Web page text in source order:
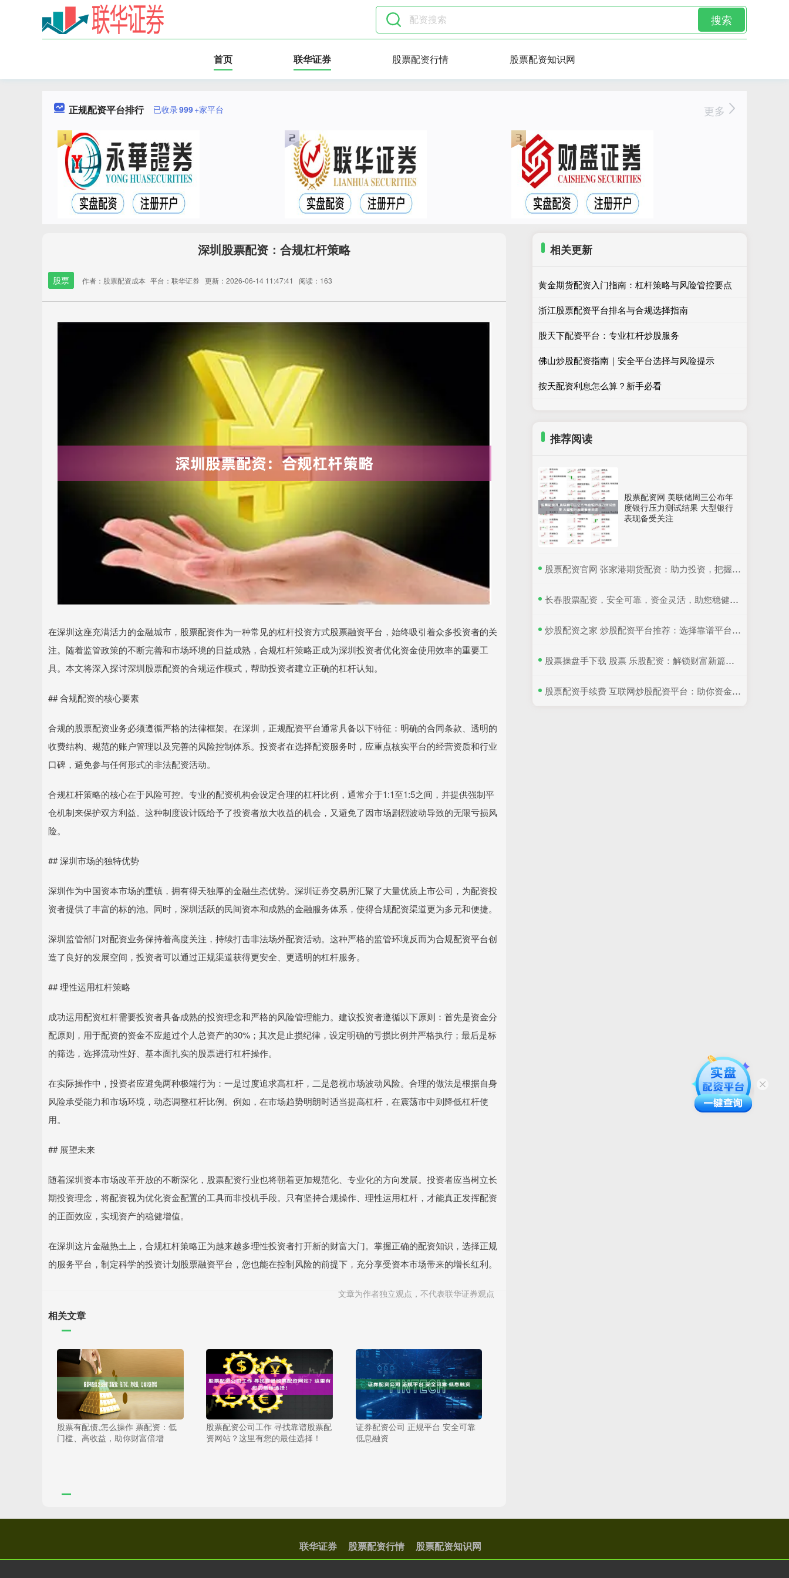
搜索
首页 联华证券 股票配资行情 股票配资知识网
正规配资平台排行 已收录999+家平台 更多
深圳股票配资：合规杠杆策略
股票 作者：股票配资成本 平台：联华证券 更新：2026-06-14 11:47:41 阅读：163
在深圳这座充满活力的金融城市，股票配资作为一种常见的杠杆投资方式股票融资平台，始终吸引着众多投资者的关
注。随着监管政策的不断完善和市场环境的日益成熟，合规杠杆策略正成为深圳投资者优化资金使用效率的重要工
具。本文将深入探讨深圳股票配资的合规运作模式，帮助投资者建立正确的杠杆认知。
## 合规配资的核心要素
合规的股票配资业务必须遵循严格的法律框架。在深圳，正规配资平台通常具备以下特征：明确的合同条款、透明的
收费结构、规范的账户管理以及完善的风险控制体系。投资者在选择配资服务时，应重点核实平台的经营资质和行业
口碑，避免参与任何形式的非法配资活动。
合规杠杆策略的核心在于风险可控。专业的配资机构会设定合理的杠杆比例，通常介于1:1至1:5之间，并提供强制平
仓机制来保护双方利益。这种制度设计既给予了投资者放大收益的机会，又避免了因市场剧烈波动导致的无限亏损风
险。
## 深圳市场的独特优势
深圳作为中国资本市场的重镇，拥有得天独厚的金融生态优势。深圳证券交易所汇聚了大量优质上市公司，为配资投
资者提供了丰富的标的池。同时，深圳活跃的民间资本和成熟的金融服务体系，使得合规配资渠道更为多元和便捷。
深圳监管部门对配资业务保持着高度关注，持续打击非法场外配资活动。这种严格的监管环境反而为合规配资平台创
造了良好的发展空间，投资者可以通过正规渠道获得更安全、更透明的杠杆服务。
## 理性运用杠杆策略
成功运用配资杠杆需要投资者具备成熟的投资理念和严格的风险管理能力。建议投资者遵循以下原则：首先是资金分
配原则，用于配资的资金不应超过个人总资产的30%；其次是止损纪律，设定明确的亏损比例并严格执行；最后是标
的筛选，选择流动性好、基本面扎实的股票进行杠杆操作。
在实际操作中，投资者应避免两种极端行为：一是过度追求高杠杆，二是忽视市场波动风险。合理的做法是根据自身
风险承受能力和市场环境，动态调整杠杆比例。例如，在市场趋势明朗时适当提高杠杆，在震荡市中则降低杠杆使
用。
## 展望未来
随着深圳资本市场改革开放的不断深化，股票配资行业也将朝着更加规范化、专业化的方向发展。投资者应当树立长
期投资理念，将配资视为优化资金配置的工具而非投机手段。只有坚持合规操作、理性运用杠杆，才能真正发挥配资
的正面效应，实现资产的稳健增值。
在深圳这片金融热土上，合规杠杆策略正为越来越多理性投资者打开新的财富大门。掌握正确的配资知识，选择正规
的服务平台，制定科学的投资计划股票融资平台，您也能在控制风险的前提下，充分享受资本市场带来的增长红利。
文章为作者独立观点，不代表联华证券观点
相关文章
股票有配债,怎么操作 票配资：低
门槛、高收益，助你财富倍增
股票配资公司工作 寻找靠谱股票配
资网站？这里有您的最佳选择！
证券配资公司 正规平台 安全可靠
低息融资
相关更新
黄金期货配资入门指南：杠杆策略与风险管控要点
浙江股票配资平台排名与合规选择指南
股天下配资平台：专业杠杆炒股服务
佛山炒股配资指南｜安全平台选择与风险提示
按天配资利息怎么算？新手必看
推荐阅读
股票配资网 美联储周三公布年
度银行压力测试结果 大型银行
表现备受关注
​股票配资官网 张家港期货配资：助力投资，把握市场先机
​长春股票配资，安全可靠，资金灵活，助您稳健投资。
​炒股配资之家 炒股配资平台推荐：选择靠谱平台，轻松获利
​股票操盘手下载 股票 乐股配资：解锁财富新篇章，轻松实现投资梦想
​股票配资手续费 互联网炒股配资平台：助你资金倍增，把握投资良机
联华证券 股票配资行情 股票配资知识网